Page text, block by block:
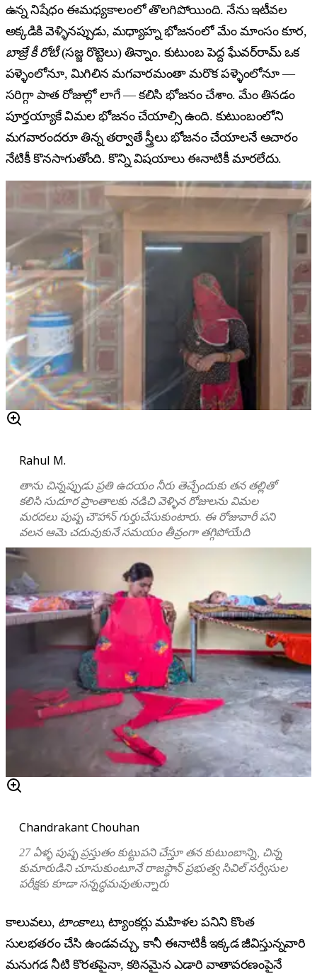
ఉన్న నిషేధం ఈమధ్యకాలంలో తొలగిపోయింది. నేను ఇటీవల
అక్కడికి వెళ్ళినప్పుడు, మధ్యాహ్న భోజనంలో మేం మాంసం కూర,
బాజ్రే కీ రోటీ(సజ్జ రొట్టెలు) తిన్నాం. కుటుంబ పెద్ద ఘేవర్‌రామ్ ఒక
పళ్ళెంలోనూ, మిగిలిన మగవారమంతా మరొక పళ్ళెంలోనూ —
సరిగ్గా పాత రోజుల్లో లాగే — కలిసి భోజనం చేశాం. మేం తినడం
పూర్తయ్యాకే విమల భోజనం చేయాల్సి ఉంది. కుటుంబంలోని
మగవారందరూ తిన్న తర్వాతే స్త్రీలు భోజనం చేయాలనే ఆచారం
నేటికీ కొనసాగుతోంది. కొన్ని విషయాలు ఈనాటికీ మారలేదు.
Rahul M.
తాను చిన్నప్పుడు ప్రతి ఉదయం నీరు తెచ్చేందుకు తన తల్లితో
కలిసి సుదూర ప్రాంతాలకు నడిచి వెళ్ళిన రోజులను విమల
మరదలు పుష్ప చౌహాన్ గుర్తుచేసుకుంటారు. ఈ రోజువారీ పని
వలన ఆమె చదువుకునే సమయం తీవ్రంగా తగ్గిపోయేది
Chandrakant Chouhan
27 ఏళ్ళ పుష్ప ప్రస్తుతం కుట్టుపని చేస్తూ తన కుటుంబాన్ని, చిన్న
కుమారుడిని చూసుకుంటూనే రాజస్థాన్ ప్రభుత్వ సివిల్ సర్వీసుల
పరీక్షకు కూడా సన్నద్ధమవుతున్నారు
కాలువలు, టాంకాలు, ట్యాంకర్లు మహిళల పనిని కొంత
సులభతరం చేసి ఉండవచ్చు, కానీ ఈనాటికీ ఇక్కడ జీవిస్తున్నవారి
మనుగడ నీటి కొరతపైనా, కఠినమైన ఎడారి వాతావరణంపైనే